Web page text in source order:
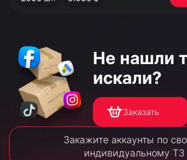
Не нашли
искали?
Заказать
Закажите аккаунты по
индивидуальному ТЗ